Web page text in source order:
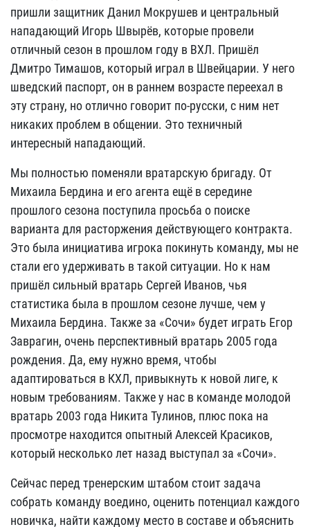
пришли защитник Данил Мокрушев и центральный
нападающий Игорь Швырёв, которые провели
отличный сезон в прошлом году в ВХЛ. Пришёл
Дмитро Тимашов, который играл в Швейцарии. У него
шведский паспорт, он в раннем возрасте переехал в
эту страну, но отлично говорит по-русски, с ним нет
никаких проблем в общении. Это техничный
интересный нападающий.
Мы полностью поменяли вратарскую бригаду. От
Михаила Бердина и его агента ещё в середине
прошлого сезона поступила просьба о поиске
варианта для расторжения действующего контракта.
Это была инициатива игрока покинуть команду, мы не
стали его удерживать в такой ситуации. Но к нам
пришёл сильный вратарь Сергей Иванов, чья
статистика была в прошлом сезоне лучше, чем у
Михаила Бердина. Также за «Сочи» будет играть Егор
Заврагин, очень перспективный вратарь 2005 года
рождения. Да, ему нужно время, чтобы
адаптироваться в КХЛ, привыкнуть к новой лиге, к
новым требованиям. Также у нас в команде молодой
вратарь 2003 года Никита Тулинов, плюс пока на
просмотре находится опытный Алексей Красиков,
который несколько лет назад выступал за «Сочи».
Сейчас перед тренерским штабом стоит задача
собрать команду воедино, оценить потенциал каждого
новичка, найти каждому место в составе и объяснить